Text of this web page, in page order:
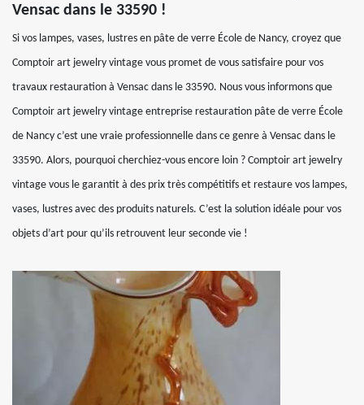
Vensac dans le 33590 !
Si vos lampes, vases, lustres en pâte de verre École de Nancy, croyez que
Comptoir art jewelry vintage vous promet de vous satisfaire pour vos
travaux restauration à Vensac dans le 33590. Nous vous informons que
Comptoir art jewelry vintage entreprise restauration pâte de verre École
de Nancy c’est une vraie professionnelle dans ce genre à Vensac dans le
33590. Alors, pourquoi cherchiez-vous encore loin ? Comptoir art jewelry
vintage vous le garantit à des prix très compétitifs et restaure vos lampes,
vases, lustres avec des produits naturels. C’est la solution idéale pour vos
objets d’art pour qu’ils retrouvent leur seconde vie !